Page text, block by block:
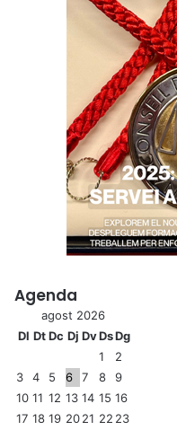
Agenda
agost 2026
Dl DtDc Dj DvDsDg
1
2
3
4 5 6 7 8
9
10 11 12 13 14 15 16
17 18 19 2021 22 23